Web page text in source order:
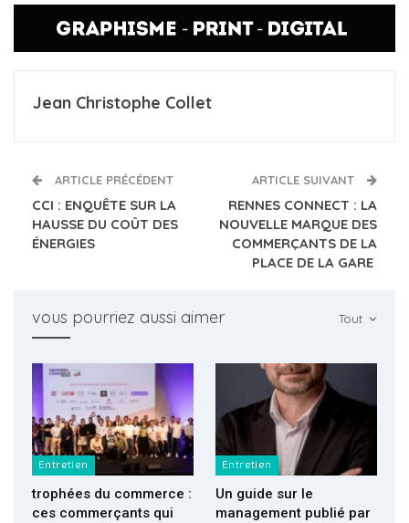
Jean Christophe Collet
ARTICLE PRÉCÉDENT
CCI : ENQUÊTE SUR LA
HAUSSE DU COÛT DES
ÉNERGIES
ARTICLE SUIVANT
RENNES CONNECT : LA
NOUVELLE MARQUE DES
COMMERÇANTS DE LA
PLACE DE LA GARE
Tout
vous pourriez aussi aimer
Entretien
trophées du commerce :
ces commerçants qui
Entretien
Un guide sur le
management publié par